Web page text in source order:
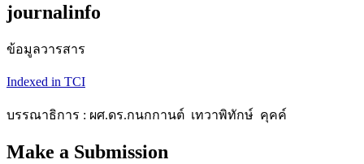
journalinfo
ข้อมูลวารสาร
Indexed in TCI
บรรณาธิการ : ผศ.ดร.กนกกานต์ เทวาพิทักษ์ คุคค์
Make a Submission